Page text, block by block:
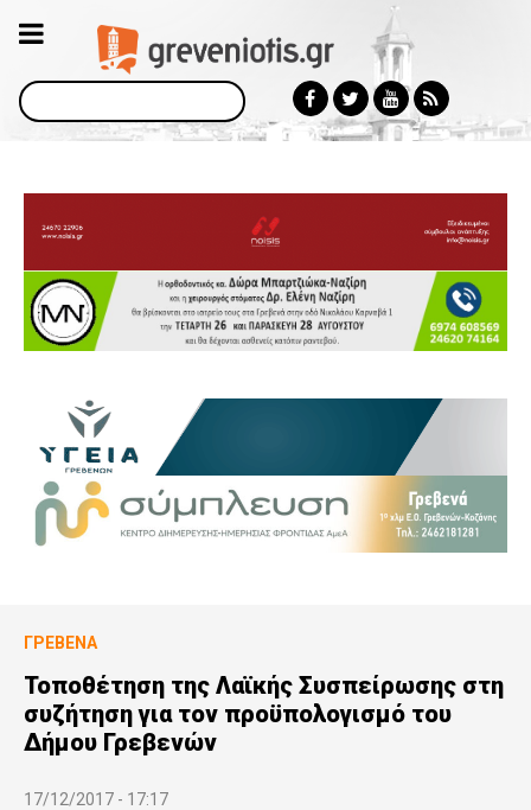
Αναζήτηση
ΓΡΕΒΕΝΆ
Τοποθέτηση της Λαϊκής Συσπείρωσης στη
συζήτηση για τον προϋπολογισμό του
Δήμου Γρεβενών
17/12/2017 - 17:17